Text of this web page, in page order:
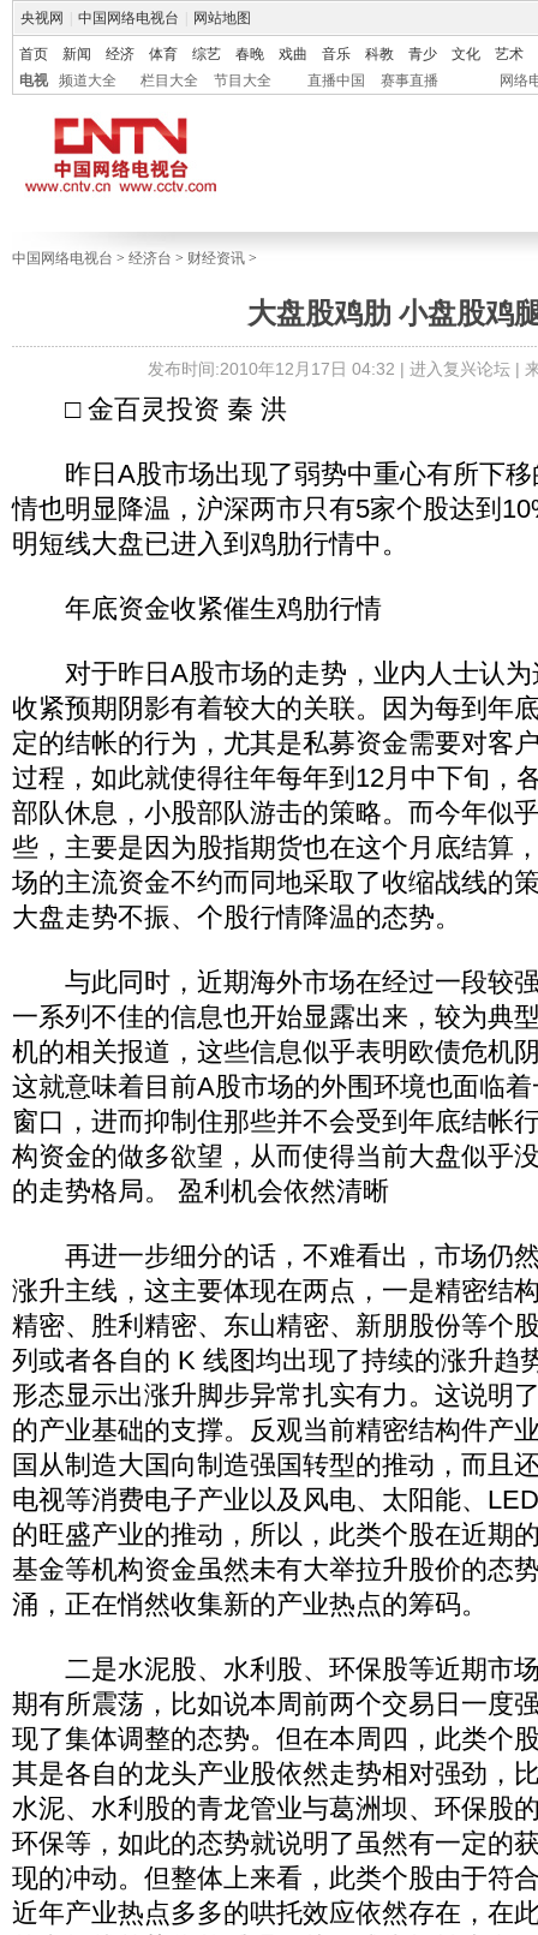
央视网 中国网络电视台 网站地图
首页 新闻 经济 体育 综艺 春晚 戏曲 音乐 科教 青少 文化
艺术
电视
频道大全 栏目大全 节目大全 直播中国 赛事直播 网络
中国网络电视台 > 经济台 > 财经资讯 >
大盘股鸡肋 小盘股鸡
发布时间:2010年12月17日 04:32 | 进入复兴论坛|
□ 金百灵投资 秦 洪
昨日A股市场出现了弱势中重心有所下移
情也明显降温，沪深两市只有5家个股达到
明短线大盘已进入到鸡肋行情中。
年底资金收紧催生鸡肋行情
对于昨日A股市场的走势，业内人士认为
收紧预期阴影有着较大的关联。因为每到年
定的结帐的行为，尤其是私募资金需要对客
过程，如此就使得往年每年到12月中下旬，
部队休息，小股部队游击的策略。而今年似
些，主要是因为股指期货也在这个月底结算
场的主流资金不约而同地采取了收缩战线的
大盘走势不振、个股行情降温的态势。
与此同时，近期海外市场在经过一段较
一系列不佳的信息也开始显露出来，较为典
机的相关报道，这些信息似乎表明欧债危机
这就意味着目前A股市场的外围环境也面临
窗口，进而抑制住那些并不会受到年底结帐
构资金的做多欲望，从而使得当前大盘似乎
的走势格局。 盈利机会依然清晰
再进一步细分的话，不难看出，市场仍
涨升主线，这主要体现在两点，一是精密结
精密、胜利精密、东山精密、新朋股份等个
列或者各自的 K 线图均出现了持续的涨升趋
形态显示出涨升脚步异常扎实有力。这说明
的产业基础的支撑。反观当前精密结构件产
国从制造大国向制造强国转型的推动，而且
电视等消费电子产业以及风电、太阳能、
的旺盛产业的推动，所以，此类个股在近期
基金等机构资金虽然未有大举拉升股价的态
涌，正在悄然收集新的产业热点的筹码。
二是水泥股、水利股、环保股等近期市
期有所震荡，比如说本周前两个交易日一度
现了集体调整的态势。但在本周四，此类个
其是各自的龙头产业股依然走势相对强劲，
水泥、水利股的青龙管业与葛洲坝、环保股
环保等，如此的态势就说明了虽然有一定的
现的冲动。但整体上来看，此类个股由于符
近年产业热点多多的哄托效应依然存在，在